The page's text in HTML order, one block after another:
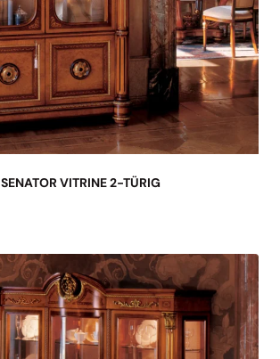
SENATOR VITRINE 2-TÜRIG